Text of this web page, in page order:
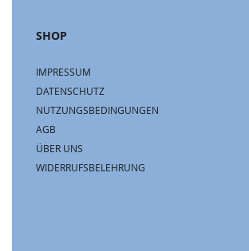
SHOP
IMPRESSUM
DATENSCHUTZ
NUTZUNGSBEDINGUNGEN
AGB
ÜBER UNS
WIDERRUFSBELEHRUNG